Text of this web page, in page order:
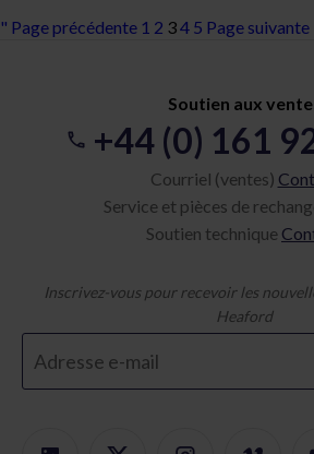
" Page précédente 1 2 34 5 Page suivante
Soutien aux
+44 (0) 161
Courriel (ventes)
Service et pièces de
Soutien technique
Inscrivez-vous pour recevoir les
Heaford